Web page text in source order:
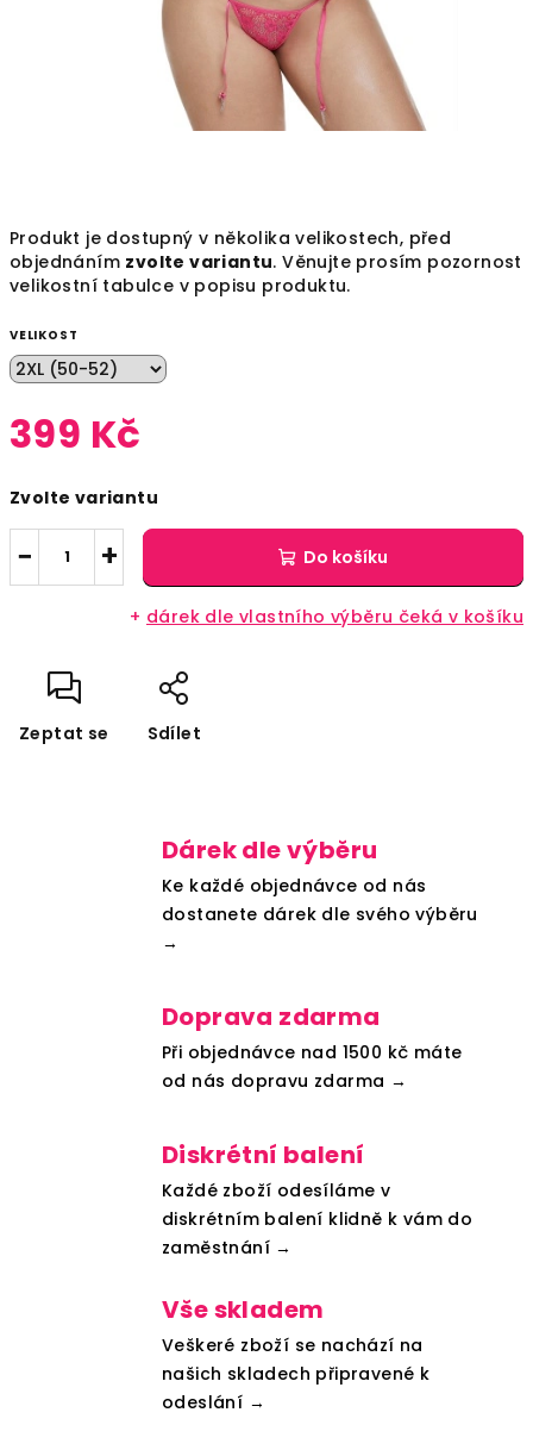
Produkt je dostupný v několika velikostech, před
objednáním zvolte variantu. Věnujte prosím pozornost
velikostní tabulce v popisu produktu.
VELIKOST
399 Kč
cena:
Zvolte variantu
+
− Do košíku
+ dárek dle vlastního výběru čeká v košíku
Zeptat se Sdílet
Dárek dle výběru
Ke každé objednávce od nás
dostanete dárek dle svého výběru
→
Doprava zdarma
Při objednávce nad 1500 kč máte
od nás dopravu zdarma →
Diskrétní balení
Každé zboží odesíláme v
diskrétním balení klidně k vám do
zaměstnání →
Vše skladem
Veškeré zboží se nachází na
našich skladech připravené k
odeslání →